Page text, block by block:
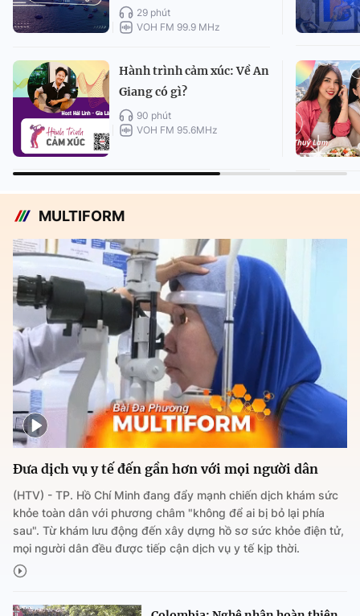
29 phút
VOH FM 99.9 MHz
Hành trình cảm xúc: Về An
Giang có gì?
90 phút
VOH FM 95.6MHz
MULTIFORM
Đưa dịch vụ y tế đến gần hơn với mọi người dân
(HTV) - TP. Hồ Chí Minh đang đẩy mạnh chiến dịch khám sức
khỏe toàn dân với phương châm "không để ai bị bỏ lại phía
sau". Từ khám lưu động đến xây dựng hồ sơ sức khỏe điện tử,
mọi người dân đều được tiếp cận dịch vụ y tế kịp thời.